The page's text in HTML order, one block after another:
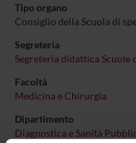
Tipo organo
Consiglio della Scuola di
Segreteria
Segreteria didattica Scuole
Facoltà
Medicina e Chirurgia
Dipartimento
Diagnostica e Sanità